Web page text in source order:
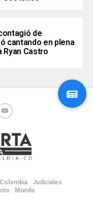
de
cantando en plena
Ryan Castro
Colombia
Judiciales
Mundo